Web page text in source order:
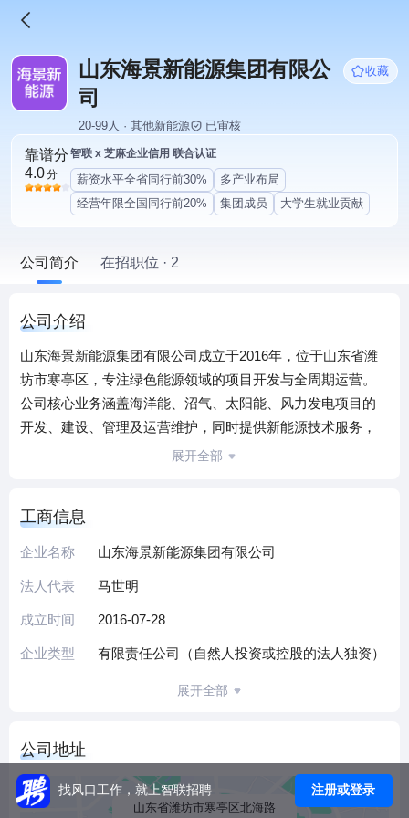
山东海景新能源集团有限公
司
收藏
20-99人 · 其他新能源 已审核
靠谱分
4.0分
智联 x 芝麻企业信用 联合认证
薪资水平全省同行前30%
多产业布局
经营年限全国同行前20%
集团成员 大学生就业贡献
公司简介 在招职位 · 2
公司介绍
山东海景新能源集团有限公司成立于2016年，位于山东省潍
坊市寒亭区，专注绿色能源领域的项目开发与全周期运营。
公司核心业务涵盖海洋能、沼气、太阳能、风力发电项目的
开发、建设、管理及运营维护，同时提供新能源技术服务，
并以自有资金开展合规新能源项目投资。
容量达210MWp，在区域新能源市场形成了稳定的项目运营体
系。公司拥有相关行政许可及商标资质，对外投资并控制多
公司秉承“不忘初心、厚德载物”的理念，致力于生态环境建
设，持续深耕新能源领域，通过精细化运营与技术优化，为
（本介绍由DeepSeek AI智能生成，仅供参考）
展开全部
工商信息
企业名称 山东海景新能源集团有限公司
法人代表 马世明
成立时间 2016-07-28
企业类型 有限责任公司（自然人投资或控股的法人独资）
展开全部
公司地址
山东省潍坊市寒亭区北海路
找风口工作，就上智联招聘 注册或登录